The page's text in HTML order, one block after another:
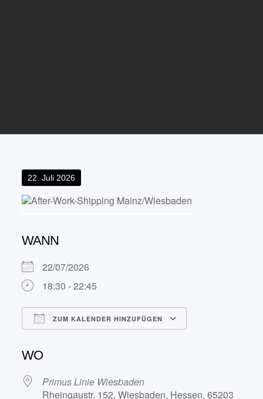
Posted
on
22. Juli 2026
WANN
22/07/2026
18:30 - 22:45
ZUM KALENDER HINZUFÜGEN
WO
Primus Linie Wiesbaden
Rheingaustr. 152, Wiesbaden, Hessen, 65203